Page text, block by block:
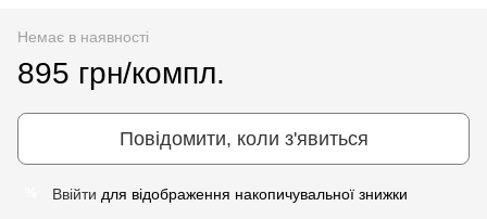
Немає в наявності
895 грн/компл.
Повідомити, коли з'явиться
Ввійти для відображення накопичувальної знижки